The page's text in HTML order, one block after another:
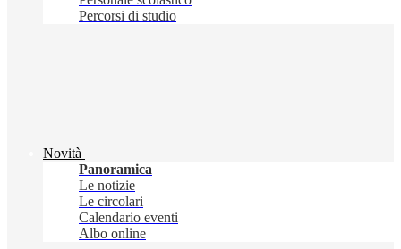
Percorsi di studio
Novità
Panoramica
Le notizie
Le circolari
Calendario eventi
Albo online